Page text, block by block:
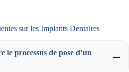
sur les Implants Dentaires
le processus de pose d’un